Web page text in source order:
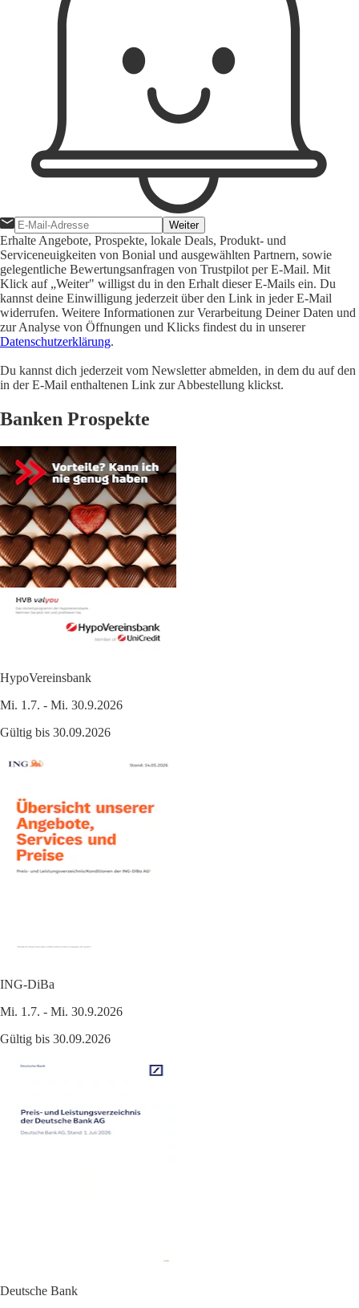
Weiter
Erhalte Angebote, Prospekte, lokale Deals, Produkt- und
Serviceneuigkeiten von Bonial und ausgewählten Partnern, sowie
gelegentliche Bewertungsanfragen von Trustpilot per E-Mail. Mit
Klick auf „Weiter" willigst du in den Erhalt dieser E-Mails ein. Du
kannst deine Einwilligung jederzeit über den Link in jeder E-Mail
widerrufen. Weitere Informationen zur Verarbeitung Deiner Daten und
zur Analyse von Öffnungen und Klicks findest du in unserer
Datenschutzerklärung.
Du kannst dich jederzeit vom Newsletter abmelden, in dem du auf den
in der E-Mail enthaltenen Link zur Abbestellung klickst.
Banken Prospekte
HypoVereinsbank
Mi. 1.7. - Mi. 30.9.2026
Gültig bis 30.09.2026
ING-DiBa
Mi. 1.7. - Mi. 30.9.2026
Gültig bis 30.09.2026
Deutsche Bank